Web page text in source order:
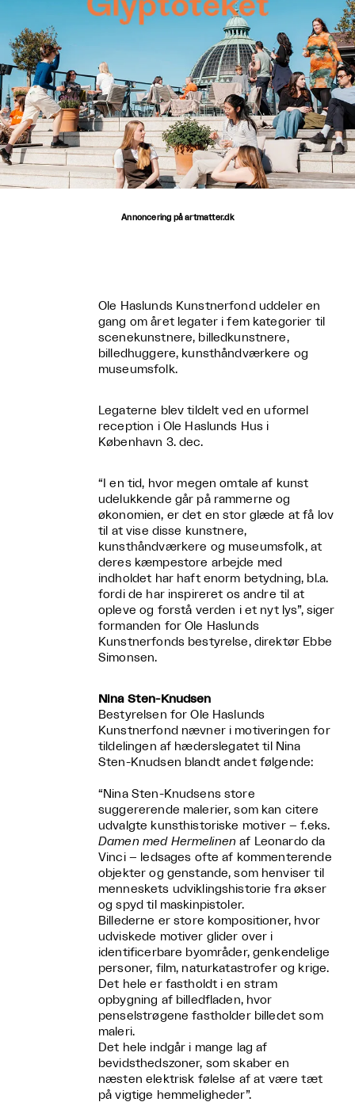
Annoncering på artmatter.dk
Ole Haslunds Kunstnerfond uddeler en
gang om året legater i fem kategorier til
scenekunstnere, billedkunstnere,
billedhuggere, kunsthåndværkere og
museumsfolk.
Legaterne blev tildelt ved en uformel
reception i Ole Haslunds Hus i
København 3. dec.
“I en tid, hvor megen omtale af kunst
udelukkende går på rammerne og
økonomien, er det en stor glæde at få lov
til at vise disse kunstnere,
kunsthåndværkere og museumsfolk, at
deres kæmpestore arbejde med
indholdet har haft enorm betydning, bl.a.
fordi de har inspireret os andre til at
opleve og forstå verden i et nyt lys”, siger
formanden for Ole Haslunds
Kunstnerfonds bestyrelse, direktør Ebbe
Simonsen.
Nina Sten-Knudsen
Bestyrelsen for Ole Haslunds
Kunstnerfond nævner i motiveringen for
tildelingen af hæderslegatet til Nina
Sten-Knudsen blandt andet følgende:
“Nina Sten-Knudsens store
suggererende malerier, som kan citere
udvalgte kunsthistoriske motiver – f.eks.
Damen med Hermelinen af Leonardo da
Vinci – ledsages ofte af kommenterende
objekter og genstande, som henviser til
menneskets udviklingshistorie fra økser
og spyd til maskinpistoler.
Billederne er store kompositioner, hvor
udviskede motiver glider over i
identificerbare byområder, genkendelige
personer, film, naturkatastrofer og krige.
Det hele er fastholdt i en stram
opbygning af billedfladen, hvor
penselstrøgene fastholder billedet som
maleri.
Det hele indgår i mange lag af
bevidsthedszoner, som skaber en
næsten elektrisk følelse af at være tæt
på vigtige hemmeligheder”.